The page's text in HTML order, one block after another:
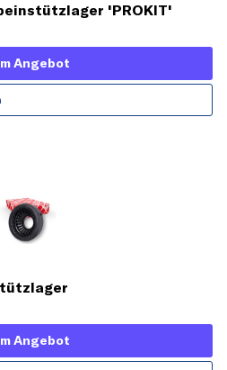
'PROKIT'
Angebot
Angebot